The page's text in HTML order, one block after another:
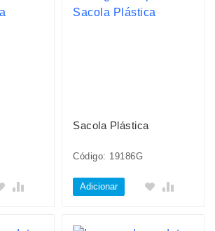
Sacola Plástica
Código: 19186G
Adicionar